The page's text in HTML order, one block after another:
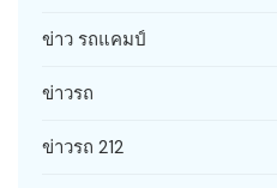
ข่าว รถแคมป์
ข่าวรถ
ข่าวรถ 212